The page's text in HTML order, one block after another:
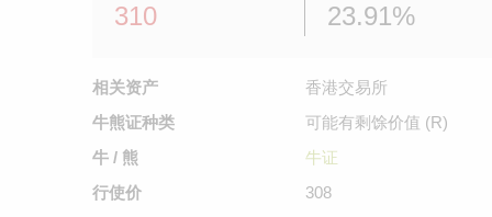
310 23.91%
相关资产
香港交易所
牛熊证种类
可能有剩馀价值 (R)
牛 / 熊
牛证
行使价
308